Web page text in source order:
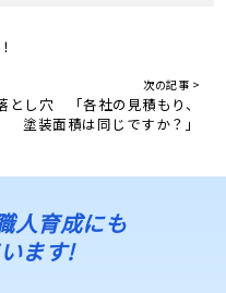
次の記事 >
し穴 「各社の見積もり、
塗装面積は同じですか？」
人育成にも
ます!